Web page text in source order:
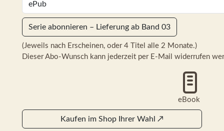
Serie abonnieren – Lieferung ab Band 03
(Jeweils nach Erscheinen, oder 4 Titel alle 2 Monate.)
Dieser Abo-Wunsch kann jederzeit per E-Mail widerrufen
eBook
Kaufen im Shop Ihrer Wahl ↗